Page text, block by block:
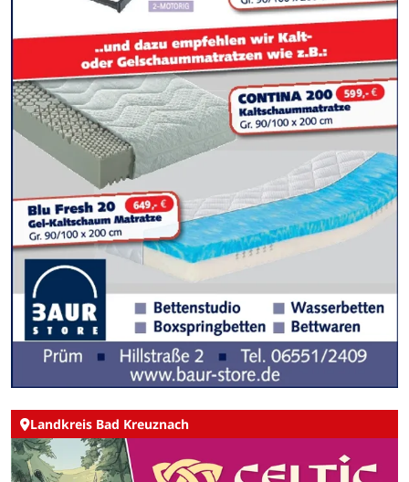
Landkreis Bad Kreuznach